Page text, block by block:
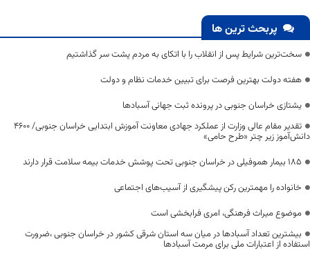
پربحث ترین ها
سخت‌ترین شرایط پس از انقلاب را با اتکای به مردم پشت سر گذاشتیم
هفته دولت بهترین فرصت برای تبیین خدمات نظام و دولت
یشتازی خراسان جنوبی در پرونده ثبت جهانی آسبادها
تقدیر مقام عالی وزارت از عملکرد جهادی معاونت آموزش ابتدایی خراسان جنوبی/ ۴۶۰۰
دانش‌آموز زیر چتر «طرح حامی»
۱۸۵ بیمار هموفیلی در خراسان جنوبی تحت پوشش خدمات بیمه سلامت قرار دارند
خانواده را مهمترین رکن پیشگیری از آسیب‌های اجتماعی
موضوع میراث فرهنگی، امری فرابخشی است
بیشترین تعداد آسبادها در میان سه استان شرقی کشور در خراسان جنوبی ،ضرورت
استفاده از اعتبارات ملی برای مرمت آسبادها